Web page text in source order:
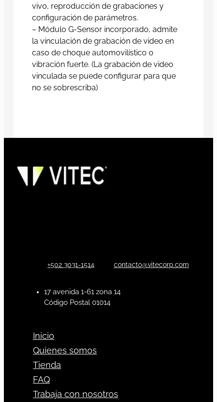
vivo, reproducción de grabaciones y
configuración de parámetros.
– Módulo G-Sensor incorporado, admite
la vinculación de grabación de video en
caso de choque automovilístico o
vibración fuerte. (La grabación de video
vinculada se puede configurar para que
no se sobrescriba)
+502 3031-1514 contacto@vitecorp.com
17 avenida 1-61 zona 14
Código Postal 01014
Inicio
Quienes somos
Tienda
FAQ
Trabaja con nosotros